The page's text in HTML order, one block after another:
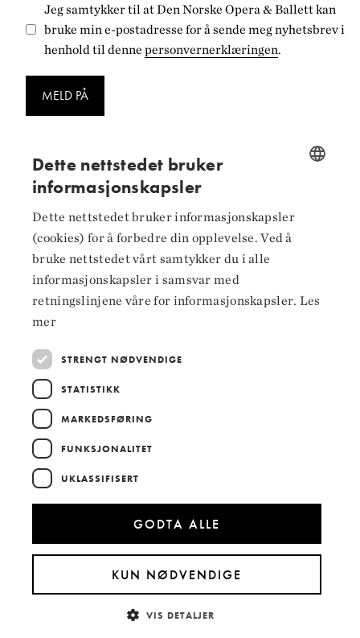
Jeg samtykker til at Den Norske Opera & Ballett kan
bruke min e-postadresse for å sende meg nyhetsbrev i
henhold til denne personvernerklæringen.
MELD PÅ
Følg oss på
Facebook
Instagram
LinkedIn
Hoved­samarbeidspartnere
ENGLISH
Dette nettstedet bruker
informasjonskapsler
Dette nettstedet bruker informasjonskapsler
(cookies) for å forbedre din opplevelse. Ved å
bruke nettstedet vårt samtykker du i alle
informasjonskapsler i samsvar med
retningslinjene våre for informasjonskapsler. Les
mer
STRENGT NØDVENDIGE
STATISTIKK
MARKEDSFØRING
FUNKSJONALITET
UKLASSIFISERT
GODTA ALLE
KUN NØDVENDIGE
VIS DETALJER